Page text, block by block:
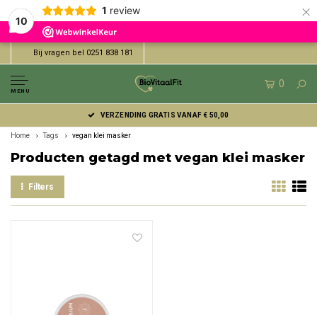
10
1 review ×
Bij vragen bel 0251 838 181
MENU
0
VERZENDING GRATIS VANAF € 50,00
Home Tags vegan klei masker
Producten getagd met vegan klei masker
Filters